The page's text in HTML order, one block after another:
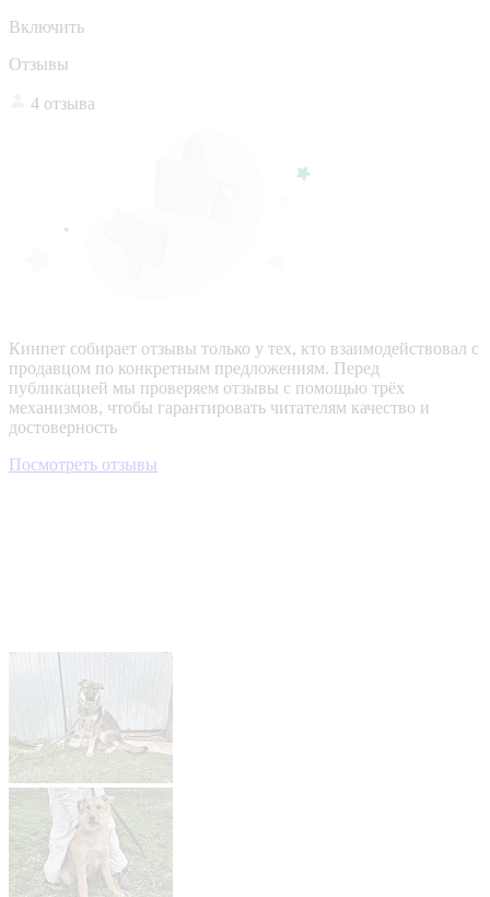
Включить
Отзывы
4 отзыва
Кинпет собирает отзывы только у тех, кто взаимодействовал с
продавцом по конкретным предложениям. Перед
публикацией мы проверяем отзывы с помощью трёх
механизмов, чтобы гарантировать читателям качество и
достоверность
Посмотреть отзывы